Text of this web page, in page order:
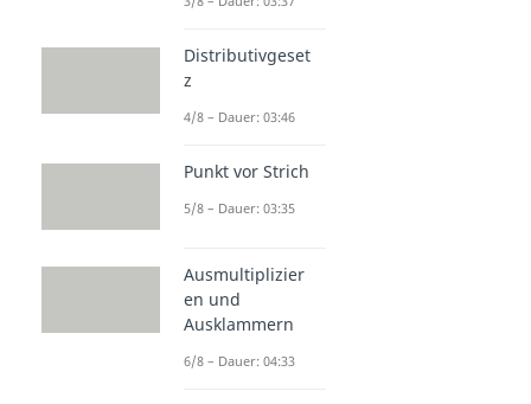
Distributivgeset
z
4/8 – Dauer: 03:46
Punkt vor Strich
5/8 – Dauer: 03:35
Ausmultiplizier
en und
Ausklammern
6/8 – Dauer: 04:33